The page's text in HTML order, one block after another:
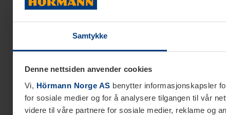
Samtykke
Denne nettsiden anvender cookies
Vi, Hörmann Norge AS benytter informasjonskapsler
for sosiale medier og for å analysere tilgangen til vår
videre til våre partnere for sosiale medier, reklame og